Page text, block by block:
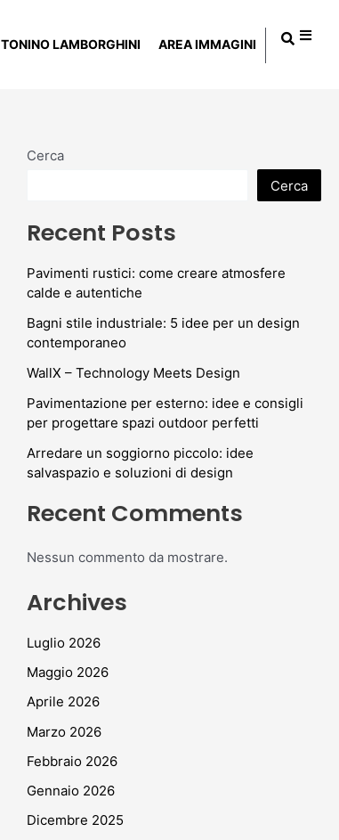
TONINO LAMBORGHINI AREA IMMAGINI
Cerca
Cerca
Recent Posts
Pavimenti rustici: come creare atmosfere
calde e autentiche
Bagni stile industriale: 5 idee per un design
contemporaneo
WallX – Technology Meets Design
Pavimentazione per esterno: idee e consigli
per progettare spazi outdoor perfetti
Arredare un soggiorno piccolo: idee
salvaspazio e soluzioni di design
Recent Comments
Nessun commento da mostrare.
Archives
Luglio 2026
Maggio 2026
Aprile 2026
Marzo 2026
Febbraio 2026
Gennaio 2026
Dicembre 2025